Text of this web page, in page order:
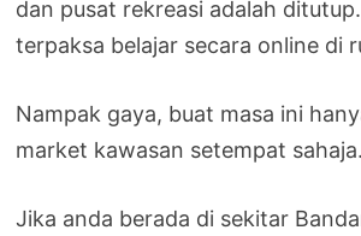
dan pusat rekreasi adalah
terpaksa belajar secara online di
Nampak gaya, buat masa ini
market kawasan setempat sahaja.
Jika anda berada di sekitar